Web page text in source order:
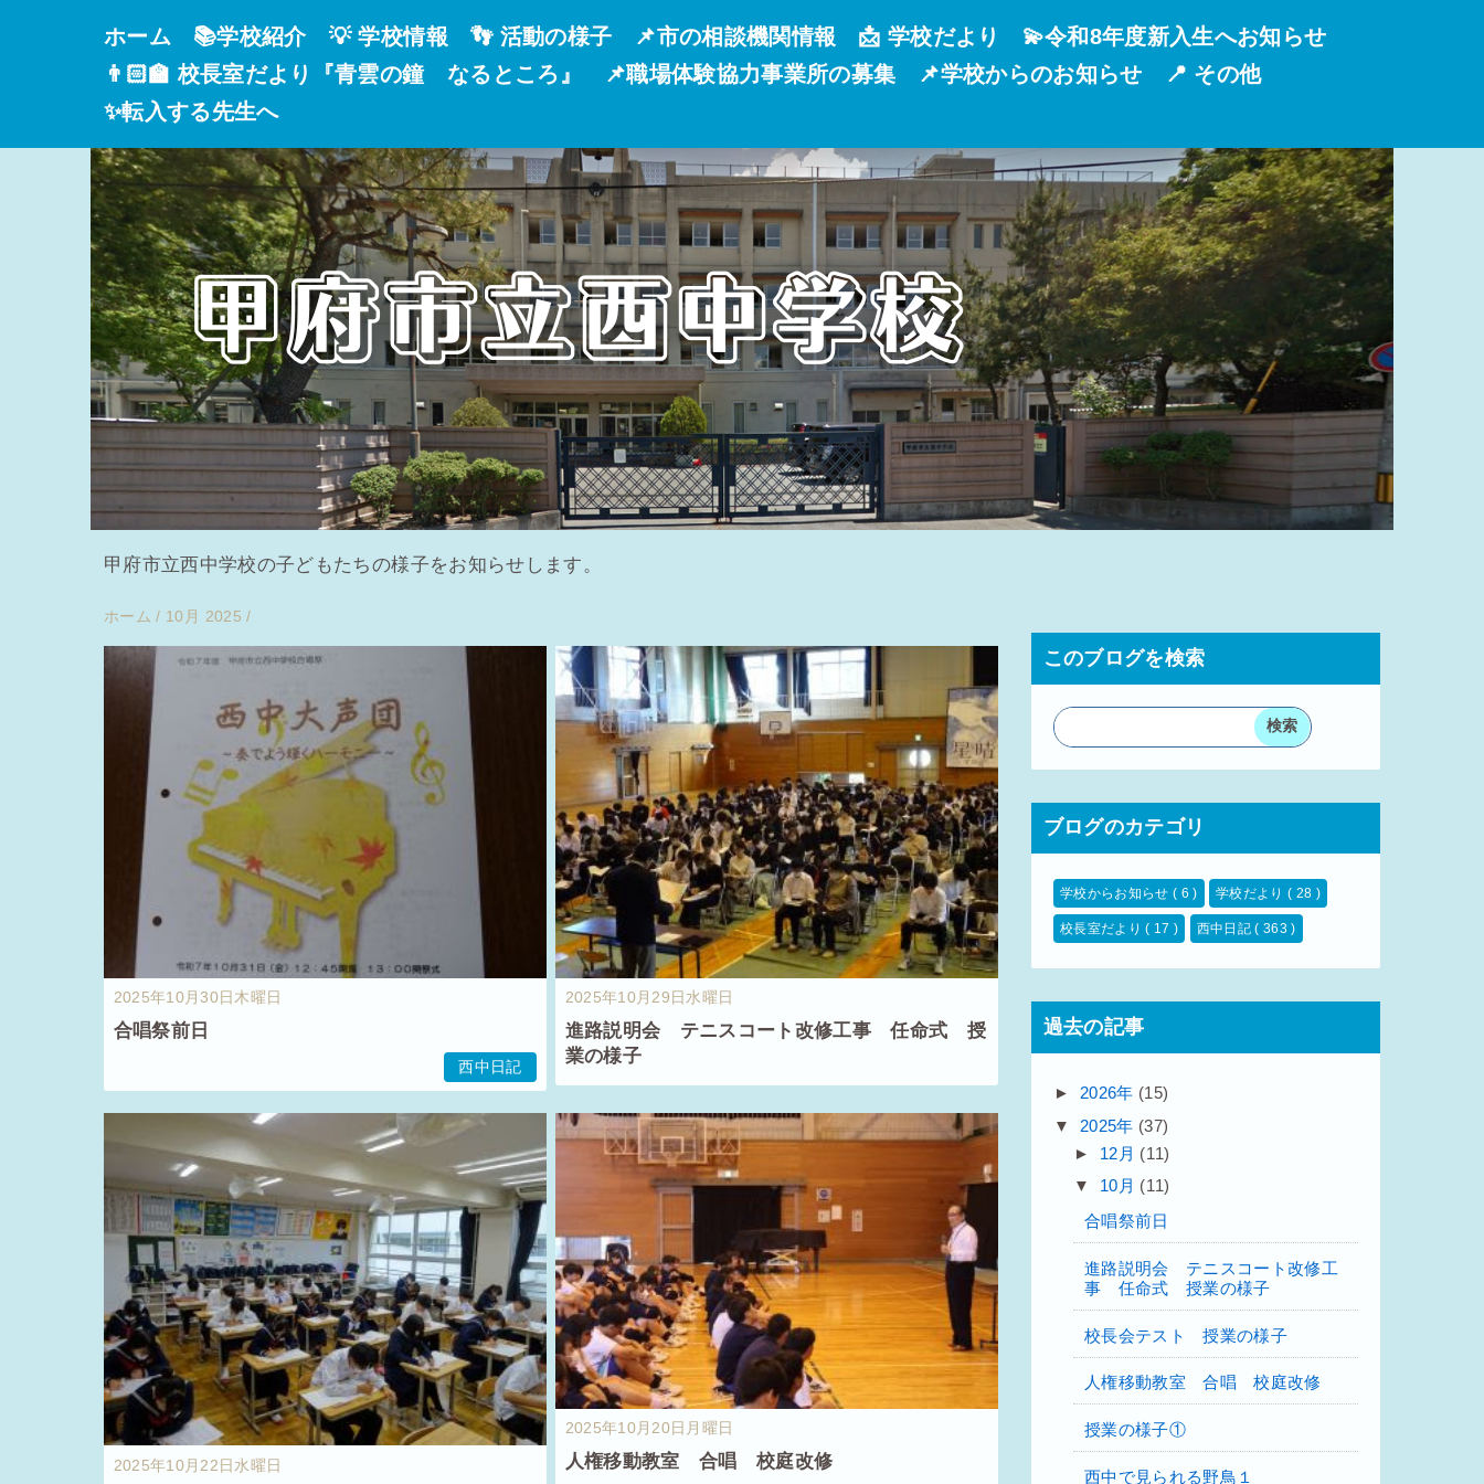
ホーム 📚学校紹介 💡 学校情報 👣 活動の様子 📌市の相談機関情報 📩 学校だより
💫令和8年度新入生へお知らせ
👨🏻‍🏫 校長室だより『青雲の鐘 なるところ』
📌職場体験協力事業所の募集 📌学校からのお知らせ
📍 その他
✨転入する先生へ
甲府市立西中学校の子どもたちの様子をお知らせします。
ホーム / 10月 2025 /
2025年10月30日木曜日
合唱祭前日
西中日記
2025年10月29日水曜日
進路説明会 テニスコート改修工事 任命式 授
業の様子
2025年10月22日水曜日
2025年10月20日月曜日
人権移動教室 合唱 校庭改修
このブログを検索
ブログのカテゴリ
学校からお知らせ ( 6 ) 学校だより( 28 )
校長室だより( 17 ) 西中日記( 363 )
過去の記事
► 2026年 (15)
▼ 2025年 (37)
► 12月 (11)
▼ 10月 (11)
合唱祭前日
進路説明会 テニスコート改修工
事 任命式 授業の様子
校長会テスト 授業の様子
人権移動教室 合唱 校庭改修
授業の様子①
西中で見られる野鳥１